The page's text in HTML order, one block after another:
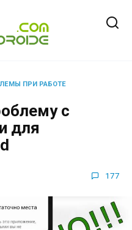
ПРИ РАБОТЕ
с
для
177